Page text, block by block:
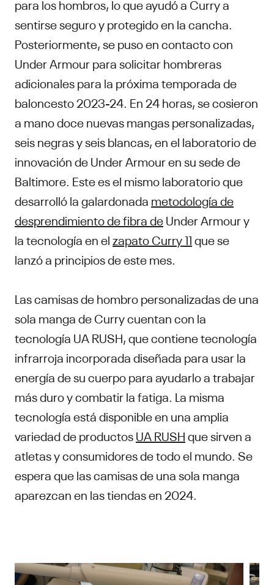
para los hombros, lo que ayudó a Curry a
sentirse seguro y protegido en la cancha.
Posteriormente, se puso en contacto con
Under Armour para solicitar hombreras
adicionales para la próxima temporada de
baloncesto 2023-24. En 24 horas, se cosieron
a mano doce nuevas mangas personalizadas,
seis negras y seis blancas, en el laboratorio de
innovación de Under Armour en su sede de
Baltimore. Este es el mismo laboratorio que
desarrolló la galardonada metodología de
desprendimiento de fibra deUnder Armour y
la tecnología en elzapato Curry 11que se
lanzó a principios de este mes.
Las camisas de hombro personalizadas de una
sola manga de Curry cuentan con la
tecnología UA RUSH, que contiene tecnología
infrarroja incorporada diseñada para usar la
energía de su cuerpo para ayudarlo a trabajar
más duro y combatir la fatiga. La misma
tecnología está disponible en una amplia
variedad de productosUA RUSHque sirven a
atletas y consumidores de todo el mundo. Se
espera que las camisas de una sola manga
aparezcan en las tiendas en 2024.